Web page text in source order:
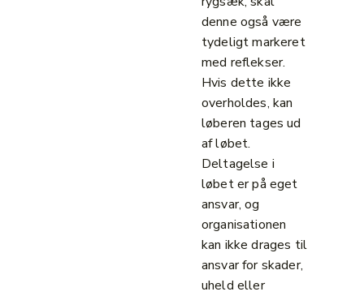
denne også være
tydeligt markeret
med reflekser.
Hvis dette ikke
overholdes, kan
løberen tages ud
af løbet.
Deltagelse i
løbet er på eget
ansvar, og
organisationen
kan ikke drages til
ansvar for skader,
uheld eller